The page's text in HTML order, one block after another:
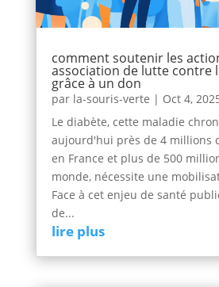
comment soutenir les
association de lutte contre
grâce à un don
par la-souris-verte | Oct 4,
Le diabète, cette maladie
aujourd'hui près de 4 millions
en France et plus de 500
monde, nécessite une
Face à cet enjeu de santé
de...
lire plus